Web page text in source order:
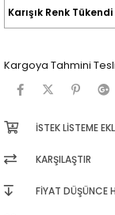
Kargoya Tahmini
İSTEK LISTEME
KARŞILAŞTIR
FIYAT DÜŞÜNCE